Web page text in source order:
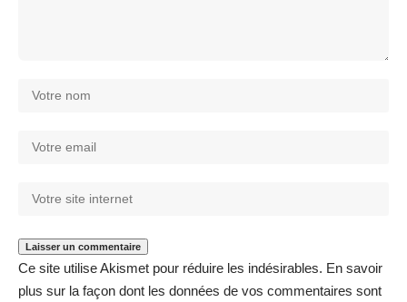
Ce site utilise Akismet pour réduire les indésirables. En savoir
plus sur la façon dont les données de vos commentaires sont